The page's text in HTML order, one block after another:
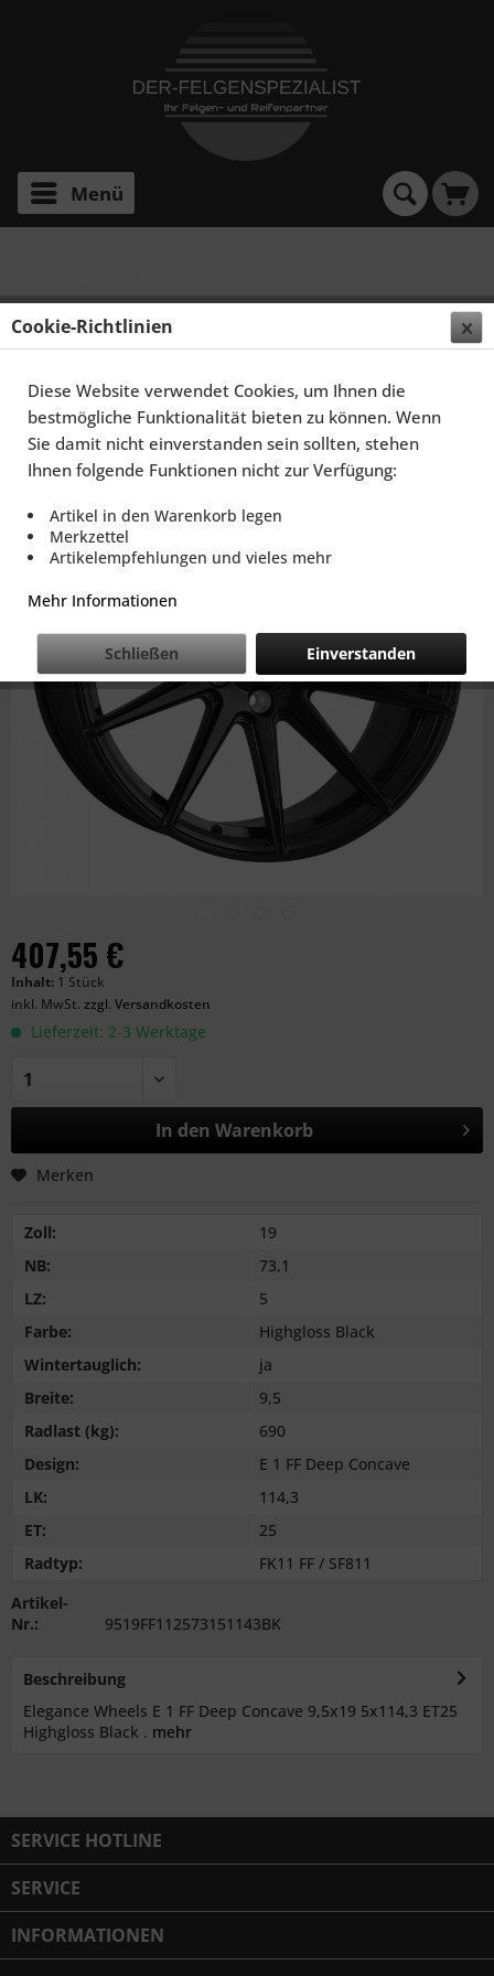
Menü
ELEGANCE WHEELS E 1 FF DEEP CONCAVE 9,5X19
5X114,3 ET25 HIGHGLOSS BLACK
407,55 €
Inhalt: 1 Stück
inkl. MwSt. zzgl. Versandkosten
Lieferzeit: 2-3 Werktage
In den Warenkorb
Merken
Zoll:
19
NB:
73,1
LZ:
5
Farbe:
Highgloss Black
Wintertauglich:
ja
Breite:
9,5
Radlast (kg):
690
Design:
E 1 FF Deep Concave
LK:
114,3
ET:
25
Radtyp:
FK11 FF / SF811
Artikel-
Nr.:
9519FF112573151143BK
Beschreibung
Elegance Wheels E 1 FF Deep Concave 9,5x19 5x114,3 ET25
Highgloss Black . mehr
SERVICE HOTLINE
SERVICE
INFORMATIONEN
Cookie-Richtlinien
Diese Website verwendet Cookies, um Ihnen die
bestmögliche Funktionalität bieten zu können. Wenn
Sie damit nicht einverstanden sein sollten, stehen
Ihnen folgende Funktionen nicht zur Verfügung:
Artikel in den Warenkorb legen
Merkzettel
Artikelempfehlungen und vieles mehr
Mehr Informationen
Einverstanden
Schließen